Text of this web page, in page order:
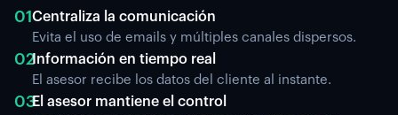
01Centraliza la comunicación
Evita el uso de emails y múltiples canales dispersos.
02Información en tiempo real
El asesor recibe los datos del cliente al instante.
03El asesor mantiene el control